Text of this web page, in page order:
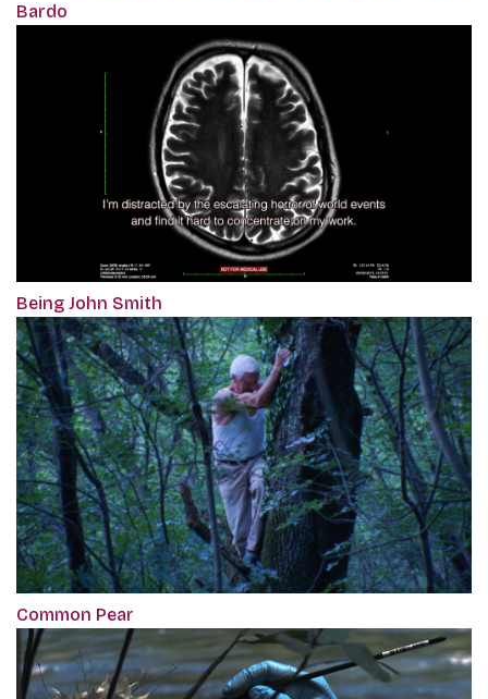
Bardo
Being John Smith
Common Pear